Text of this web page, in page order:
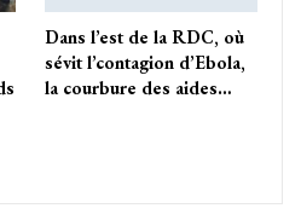
Dans l’est de la RDC, où
sévit l’contagion d’Ebola,
la courbure des aides…